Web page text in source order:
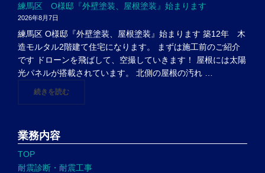
練馬区 O様邸『外壁塗装、屋根塗装』始まります
2026年8月7日
練馬区 O様邸『外壁塗装、屋根塗装』始まります 築12年 木
造モルタル2階建て住宅になります。 まずは施工前のご紹介
です ドローンを飛ばして、空撮していきます！ 屋根には太陽
光パネルが搭載されています。 北側の屋根の汚れ …
続きを読む"練馬区 O様邸『外壁塗装、屋根塗装』始まります"
業務内容
TOP
耐震診断・耐震工事